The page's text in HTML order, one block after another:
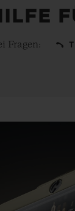
Fragen: